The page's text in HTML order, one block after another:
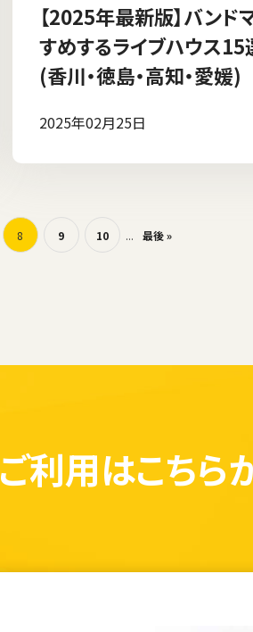
【2025年最新版】バンド
すめするライブハウス15
(香川・徳島・高知・愛媛)
2025年02月25日
8 9 10 ... 最後 »
ご利用はこちら